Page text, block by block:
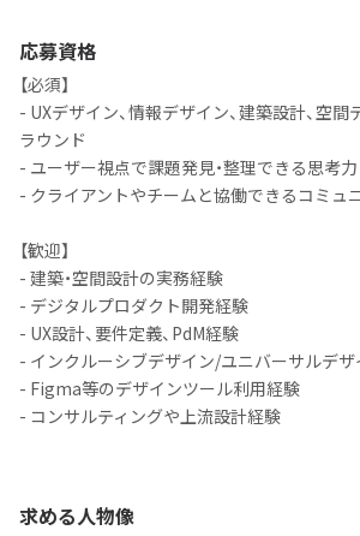
応募資格
【必須】
- UXデザイン、情報デザイン、建築設計、空
ラウンド
- ユーザー視点で課題発見・整理できる思考力
- クライアントやチームと協働できるコミュ
【歓迎】
- 建築・空間設計の実務経験
- デジタルプロダクト開発経験
- UX設計、要件定義、PdM経験
- インクルーシブデザイン/ユニバーサルデ
- Figma等のデザインツール利用経験
- コンサルティングや上流設計経験
求める人物像